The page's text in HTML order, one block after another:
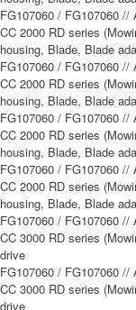
FG107060 / FG107060
CC 2000 RD series
housing, Blade, Blade
FG107060 / FG107060
CC 2000 RD series
housing, Blade, Blade
FG107060 / FG107060
CC 2000 RD series
housing, Blade, Blade
FG107060 / FG107060
CC 2000 RD series
housing, Blade, Blade
FG107060 / FG107060
CC 3000 RD series
drive
FG107060 / FG107060
CC 3000 RD series
drive